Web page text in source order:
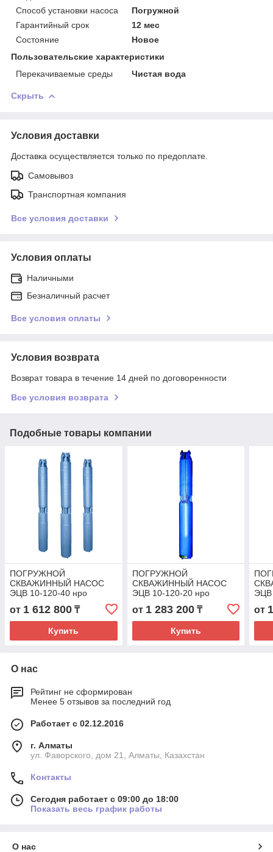
Способ установки насоса
Погружной
Гарантийный срок
12 мес
Состояние
Новое
Пользовательские характеристики
Перекачиваемые среды
Чистая вода
Скрыть
Условия доставки
Доставка осуществляется только по предоплате.
Самовывоз
Транспортная компания
Все условия доставки
Условия оплаты
Наличными
Безналичный расчет
Все условия оплаты
Условия возврата
Возврат товара в течение 14 дней по договоренности
Все условия возврата
Подобные товары компании
ПОГРУЖНОЙ
СКВАЖИННЫЙ НАСОС
ЭЦВ 10-120-40 нро
от 1 612 800 ₸
Купить
ПОГРУЖНОЙ
СКВАЖИННЫЙ НАСОС
ЭЦВ 10-120-20 нро
от 1 283 200₸
Купить
ЭЦВ
от
О нас
Рейтинг не сформирован
Менее 5 отзывов за последний год
Работает с 02.12.2016
г. Алматы
ул. Фаворского, дом 21, Алматы, Казахстан
Контакты
Сегодня работает с 09:00 до 18:00
Показать весь график работы
О нас